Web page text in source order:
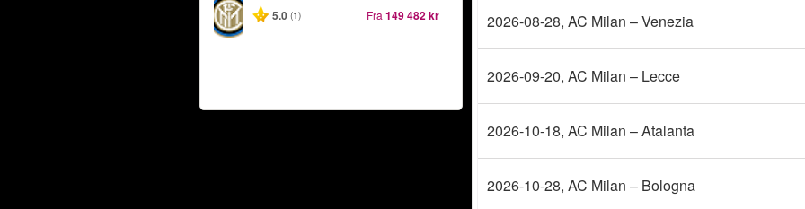
5.0 (1) Fra 149 482 kr 2026-08-28, AC Milan – Venezia
2026-09-20, AC Milan – Lecce
2026-10-18, AC Milan – Atalanta
2026-10-28, AC Milan – Bologna